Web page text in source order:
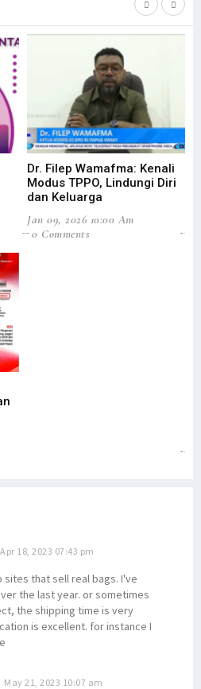
Dr. Filep Wamafma: Kenali
Modus TPPO, Lindungi Diri
dan Keluarga
Jan 09, 2026 10:00 Am
0 Comments
Apr 18, 2023 07:43 pm
that sell real bags. I've
the last year. or sometimes
the shipping time is very
is excellent. for instance I
May 21, 2023 10:07 am